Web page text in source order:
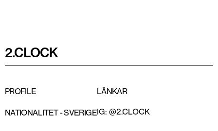
2.CLOCK
PROFILE
NATIONALITET -SVERIGE
LÄNKAR
IG: @2.CLOCK